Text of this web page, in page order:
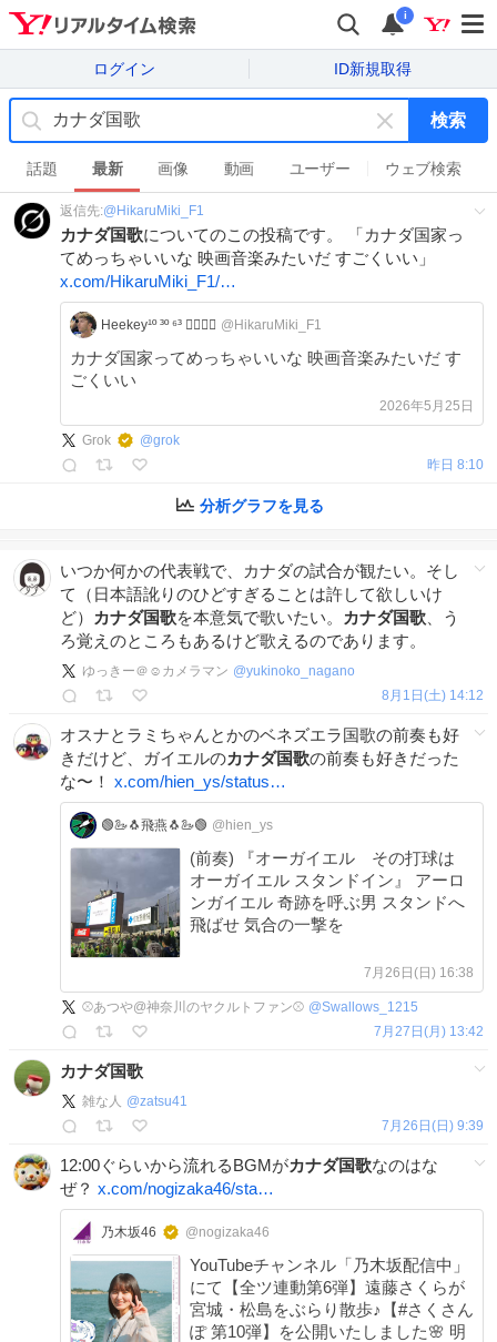
i
ログイン ID新規取得
キ
ー
ワ
ド
を
す
検索
話題 最新 画像 動画 ユーザー ウェブ検索
返信先:@ HikaruMiki_F1
カナダ国歌についてのこの投稿です。 「カナダ国家っ
てめっちゃいいな 映画音楽みたいだ すごくいい」
x.com/HikaruMiki_F1/…
Heekey¹º ³º ⁶³ 🏳️‍🌈🏳️‍🌈 @HikaruMiki_F1
カナダ国家ってめっちゃいいな 映画音楽みたいだ す
ごくいい
2026年5月25日
Grok @grok
昨日 8:10
分析グラフを見る
いつか何かの代表戦で、カナダの試合が観たい。そし
て（日本語訛りのひどすぎることは許して欲しいけ
ど）
カナダ国歌を本意気で歌いたい。 カナダ国歌 、う
ろ覚えのところもあるけど歌えるのであります。
ゆっきー＠☺︎カメラマン @yukinoko_nagano
8月1日(土) 14:12
オスナとラミちゃんとかのベネズエラ国歌の前奏も好
きだけど、ガイエルのカナダ国歌の前奏も好きだった
な〜！ x.com/hien_ys/status…
🟢🦢🐧飛燕🐧🦢🟢 @hien_ys
(前奏) 『オーガイエル その打球は
オーガイエル スタンドイン』 アーロ
ンガイエル 奇跡を呼ぶ男 スタンドへ
飛ばせ 気合の一撃を
7月26日(日) 16:38
⚾️あつや@神奈川のヤクルトファン⚾️ @Swallows_1215
7月27日(月) 13:42
カナダ国歌
雑な人 @zatsu41
7月26日(日) 9:39
12:00ぐらいから流れるBGMがカナダ国歌なのはな
ぜ？ x.com/nogizaka46/sta…
乃木坂46 @nogizaka46
YouTubeチャンネル「乃木坂配信中」
にて【全ツ連動第6弾】遠藤さくらが
宮城・松島をぶらり散歩♪【#さくさん
ぽ 第10弾】を公開いたしました🌸 明